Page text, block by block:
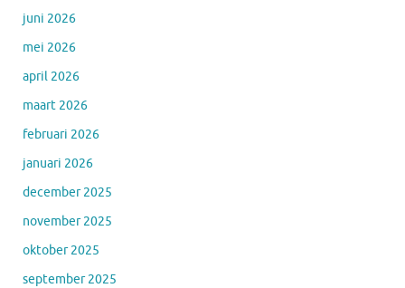
juni 2026
mei 2026
april 2026
maart 2026
februari 2026
januari 2026
december 2025
november 2025
oktober 2025
september 2025